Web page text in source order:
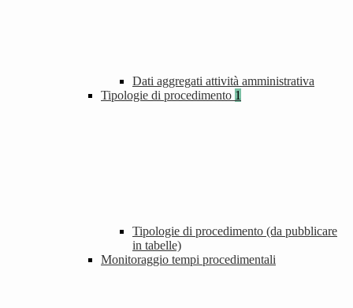
Dati aggregati attività amministrativa
Tipologie di procedimento 1
Tipologie di procedimento (da pubblicare
in tabelle)
Monitoraggio tempi procedimentali